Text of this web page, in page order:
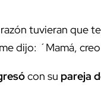
tuvieran que
dijo: ´Mamá,
con su pareja